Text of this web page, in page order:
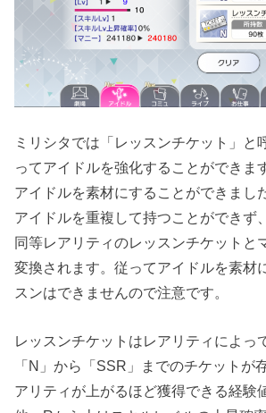
ミリシタでは「レッスンチケット」と
ってアイドルを強化することができま
アイドルを素材にすることができまし
アイドルを重複して持つことができず
同等レアリティのレッスンチケットと
変換されます。従ってアイドルを素材
スンはできませんので注意です。
レッスンチケットはレアリティによっ
「N」から「SSR」までのチケットが
アリティが上がるほど獲得できる経験